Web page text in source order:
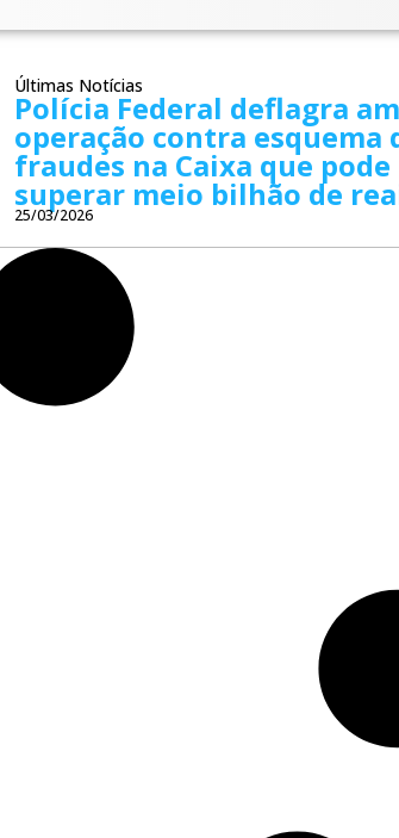
Últimas Notícias
Polícia Federal deflagra
operação contra esquema
fraudes na Caixa que pode
superar meio bilhão de
25/03/2026